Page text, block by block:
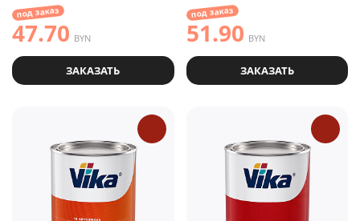
под заказ
47.70 BYN
ЗАКАЗАТЬ
под заказ
51.90 BYN
ЗАКАЗАТЬ